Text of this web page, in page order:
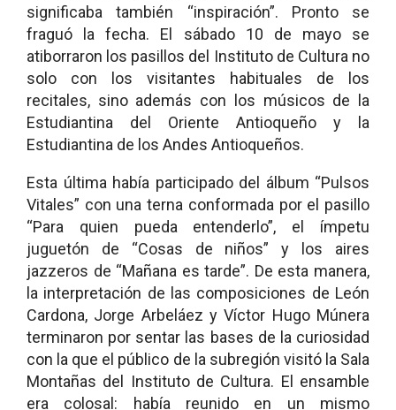
significaba también “inspiración”. Pronto se
fraguó la fecha. El sábado 10 de mayo se
atiborraron los pasillos del Instituto de Cultura no
solo con los visitantes habituales de los
recitales, sino además con los músicos de la
Estudiantina del Oriente Antioqueño y la
Estudiantina de los Andes Antioqueños.
Esta última había participado del álbum “Pulsos
Vitales” con una terna conformada por el pasillo
“Para quien pueda entenderlo”, el ímpetu
juguetón de “Cosas de niños” y los aires
jazzeros de “Mañana es tarde”. De esta manera,
la interpretación de las composiciones de León
Cardona, Jorge Arbeláez y Víctor Hugo Múnera
terminaron por sentar las bases de la curiosidad
con la que el público de la subregión visitó la Sala
Montañas del Instituto de Cultura. El ensamble
era colosal: había reunido en un mismo